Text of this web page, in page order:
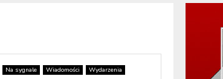
Na sygnale Wiadomości Wydarzenia